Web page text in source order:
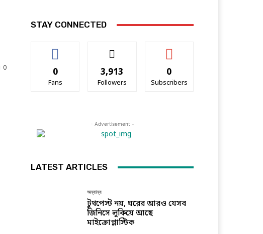
0
STAY CONNECTED
0
Fans
3,913
Followers
0
Subscribers
- Advertisement -
LATEST ARTICLES
অন্যান্য
টুথপেস্ট নয়, ঘরের আরও যেসব
জিনিসে লুকিয়ে আছে
মাইক্রোপ্লাস্টিক